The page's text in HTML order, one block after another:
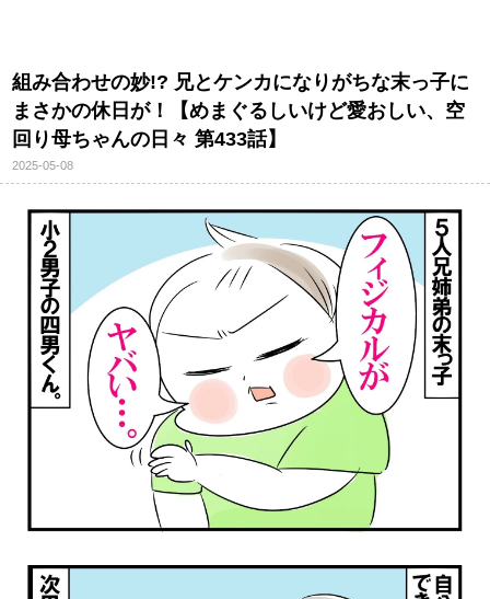
組み合わせの妙!? 兄とケンカになりがちな末っ子に
まさかの休日が！【めまぐるしいけど愛おしい、空
回り母ちゃんの日々 第433話】
2025-05-08